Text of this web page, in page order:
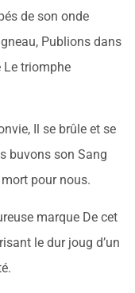
de son onde
Publions dans
Le triomphe
Il se brûle et se
buvons son Sang
mort pour nous.
marque De cet
le dur joug d’un